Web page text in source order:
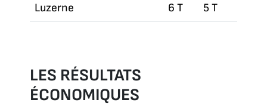
Luzerne
6 T 5 T
LES RÉSULTATS
ÉCONOMIQUES